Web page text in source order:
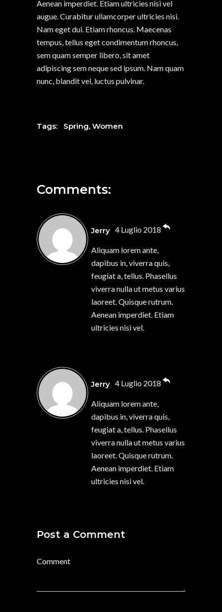
Aenean imperdiet. Etiam ultricies nisi vel
augue. Curabitur ullamcorper ultricies nisi.
Nam eget dui. Etiam rhoncus. Maecenas
tempus, tellus eget condimentum rhoncus,
sem quam semper libero, sit amet
adipiscing sem neque sed ipsum. Nam quam
nunc, blandit vel, luctus pulvinar.
Tags: Spring, Women
Comments:
Jerry 4 Luglio 2018
Aliquam lorem ante,
dapibus in, viverra quis,
feugiat a, tellus. Phasellus
viverra nulla ut metus varius
laoreet. Quisque rutrum.
Aenean imperdiet. Etiam
ultricies nisi vel.
Jerry 4 Luglio 2018
Aliquam lorem ante,
dapibus in, viverra quis,
feugiat a, tellus. Phasellus
viverra nulla ut metus varius
laoreet. Quisque rutrum.
Aenean imperdiet. Etiam
ultricies nisi vel.
Post a Comment